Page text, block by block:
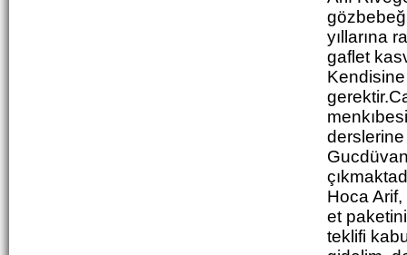
yıllarına
gaflet
derslerine
Hoca
et
teklifi